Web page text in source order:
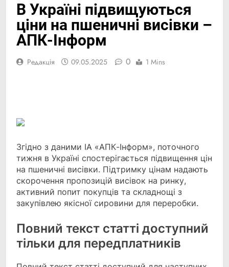
В Україні підвищуються
ціни на пшеничні висівки –
АПК-Інформ
Редакція 09.05.2025 0 1 Mins
Згідно з даними ІА «АПК-Інформ», поточного
тижня в Україні спостерігається підвищення цін
на пшеничні висівки. Підтримку цінам надають
скорочення пропозицій висівок на ринку,
активний попит покупців та складнощі з
закупівлею якісної сировини для переробки.
Повний текст статті доступний
тільки для передплатників